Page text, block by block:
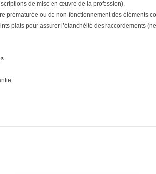
de mise en œuvre de la profession).
prématurée ou de non-fonctionnement des éléments
plats pour assurer l’étanchéité des raccordements